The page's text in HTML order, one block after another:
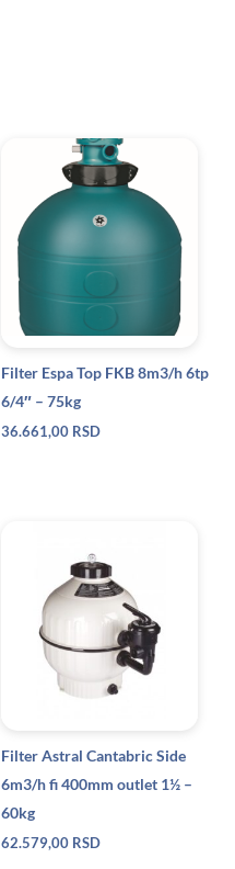
Filter Espa Top FKB 8m3/h 6tp
6/4″ – 75kg
36.661,00 RSD
Filter Astral Cantabric Side
6m3/h fi 400mm outlet 1½ –
60kg
62.579,00 RSD